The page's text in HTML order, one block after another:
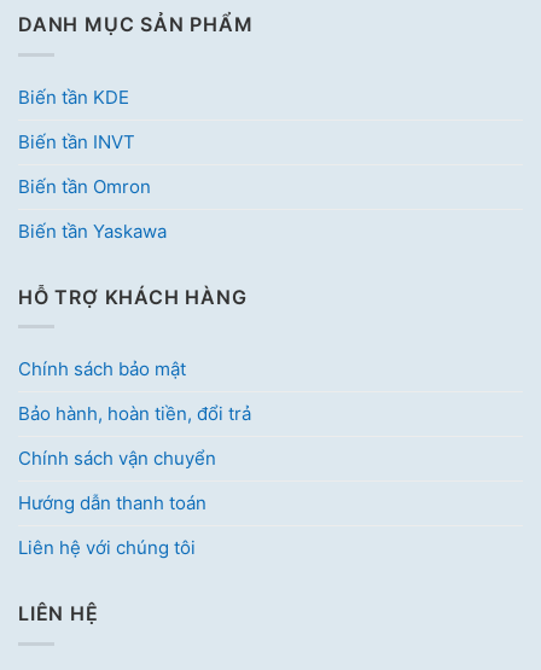
DANH MỤC SẢN PHẨM
Biến tần KDE
Biến tần INVT
Biến tần Omron
Biến tần Yaskawa
HỖ TRỢ KHÁCH HÀNG
Chính sách bảo mật
Bảo hành, hoàn tiền, đổi trả
Chính sách vận chuyển
Hướng dẫn thanh toán
Liên hệ với chúng tôi
LIÊN HỆ